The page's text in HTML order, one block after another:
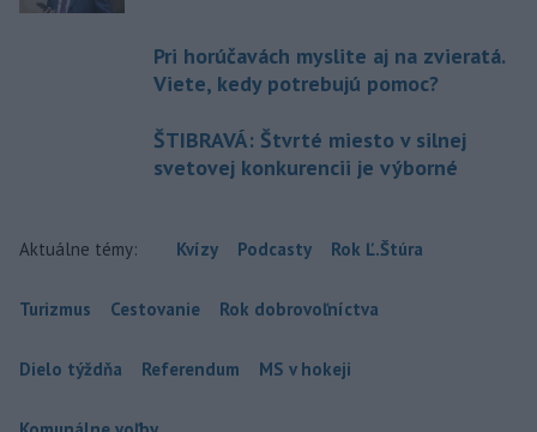
Pri horúčavách myslite aj na zvieratá.
Viete, kedy potrebujú pomoc?
ŠTIBRAVÁ: Štvrté miesto v silnej
svetovej konkurencii je výborné
Aktuálne témy: Kvízy Podcasty Rok Ľ.Štúra
Turizmus Cestovanie Rok dobrovoľníctva
Dielo týždňa Referendum MS v hokeji